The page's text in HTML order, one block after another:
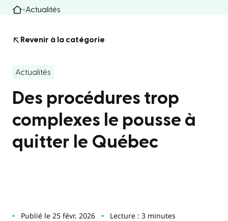
Actualités
Revenir à la catégorie
Actualités
Des procédures trop
complexes le pousse à
quitter le Québec
Publié le 25 févr. 2026 Lecture : 3 minutes